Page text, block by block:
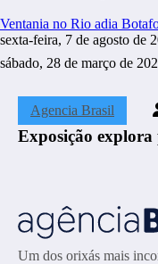
Ventania no Rio adia
sexta-feira, 7 de agosto de
sábado, 28 de março de
Agencia Brasil
Exposição
Um dos orixás mais